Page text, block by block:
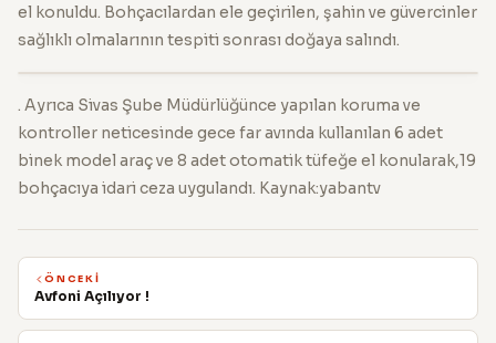
el konuldu. Bohçacılardan ele geçirilen, şahin ve güvercinler
sağlıklı olmalarının tespiti sonrası doğaya salındı.
. Ayrıca Sivas Şube Müdürlüğünce yapılan koruma ve
kontroller neticesinde gece far avında kullanılan 6 adet
binek model araç ve 8 adet otomatik tüfeğe el konularak,19
bohçacıya idari ceza uygulandı. Kaynak:yabantv
ÖNCEKI
Avfoni Açılıyor !